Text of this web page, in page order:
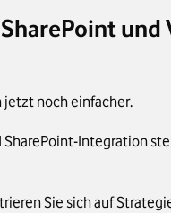
jetzt noch einfacher.
Integration
Sie sich auf